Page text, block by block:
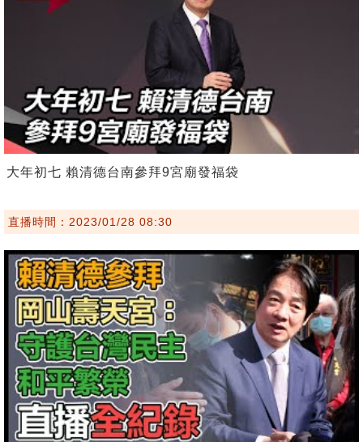
大年初七 賴清德台南參拜9宮廟發福袋
直播時間：2023/01/28 08:30